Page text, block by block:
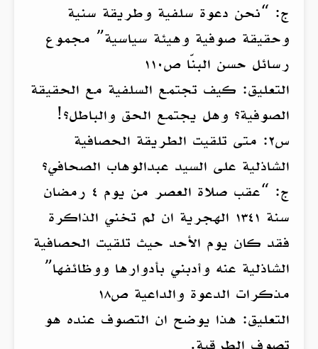
ج: “نحن دعوة سلفية وطريقة سنية
وحقيقة صوفية وهيئة سياسية” مجموع
رسائل حسن البنّا ص١١٠
التعليق: كيف تجتمع السلفية مع الحقيقة
الصوفية؟ وهل يجتمع الحق والباطل؟!
س٢: متى تلقيت الطريقة الحصافية
الشاذلية على السيد عبدالوهاب الصحافي؟
ج: “عقب صلاة العصر من يوم ٤ رمضان
سنة ١٣٤١ الهجرية ان لم تخني الذاكرة
فقد كان يوم الأحد حيث تلقيت الحصافية
الشاذلية عنه وأدبني بأدوارها ووظائفها”
مذكرات الدعوة والداعية ص١٨
التعليق: هذا يوضح ان التصوف عنده هو